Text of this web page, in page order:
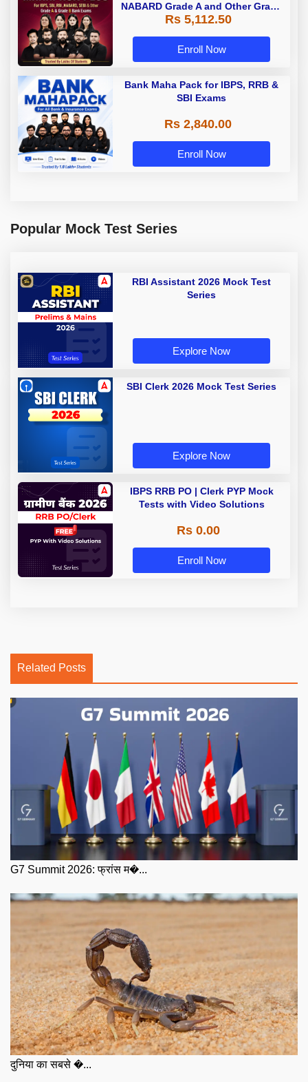
NABARD Grade A and Other Grade
A & Grade B Bank Exams
Rs 5,112.50
Enroll Now
Bank Maha Pack for IBPS, RRB &
SBI Exams
Rs 2,840.00
Enroll Now
Popular Mock Test Series
RBI Assistant 2026 Mock Test
Series
Explore Now
SBI Clerk 2026 Mock Test Series
Explore Now
IBPS RRB PO | Clerk PYP Mock
Tests with Video Solutions
Rs 0.00
Enroll Now
Related Posts
G7 Summit 2026: फ्रांस म�...
दुनिया का सबसे �...